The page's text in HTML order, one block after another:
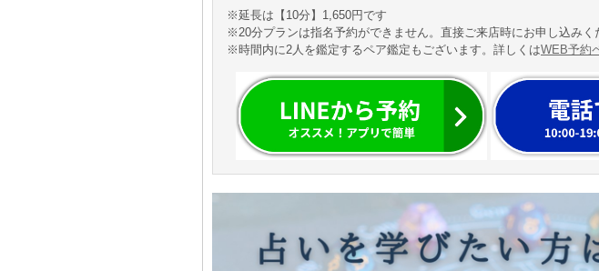
※延長は【10分】1,650円です
※20分プランは指名予約ができません。直接ご来店時にお申し込みく
※時間内に2人を鑑定するペア鑑定もございます。詳しくはWEB予約